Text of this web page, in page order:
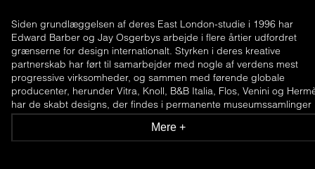
Siden grundlæggelsen af deres East London-studie i 1996 har
Edward Barber og Jay Osgerbys arbejde i flere årtier udfordret
grænserne for design internationalt. Styrken i deres kreative
partnerskab har ført til samarbejder med nogle af verdens mest
progressive virksomheder, og sammen med førende globale
producenter, herunder Vitra, Knoll, B&B Italia, Flos, Venini og
har de skabt designs, der findes i permanente museumssamlinger
anerkendt for deres altid interessante, innovative og relevante
Mere +